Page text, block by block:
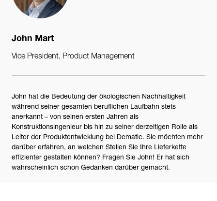
John Mart
Vice President, Product Management
John hat die Bedeutung der ökologischen Nachhaltigkeit
während seiner gesamten beruflichen Laufbahn stets
anerkannt – von seinen ersten Jahren als
Konstruktionsingenieur bis hin zu seiner derzeitigen Rolle als
Leiter der Produktentwicklung bei Dematic. Sie möchten mehr
darüber erfahren, an welchen Stellen Sie Ihre Lieferkette
effizienter gestalten können? Fragen Sie John! Er hat sich
wahrscheinlich schon Gedanken darüber gemacht.